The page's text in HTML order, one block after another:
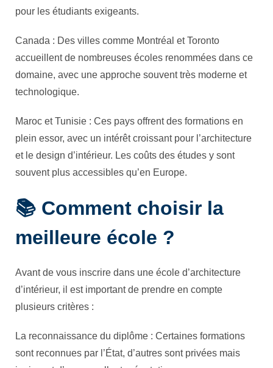
pour les étudiants exigeants.
Canada : Des villes comme Montréal et Toronto
accueillent de nombreuses écoles renommées dans ce
domaine, avec une approche souvent très moderne et
technologique.
Maroc et Tunisie : Ces pays offrent des formations en
plein essor, avec un intérêt croissant pour l’architecture
et le design d’intérieur. Les coûts des études y sont
souvent plus accessibles qu’en Europe.
📚 Comment choisir la
meilleure école ?
Avant de vous inscrire dans une école d’architecture
d’intérieur, il est important de prendre en compte
plusieurs critères :
La reconnaissance du diplôme : Certaines formations
sont reconnues par l’État, d’autres sont privées mais